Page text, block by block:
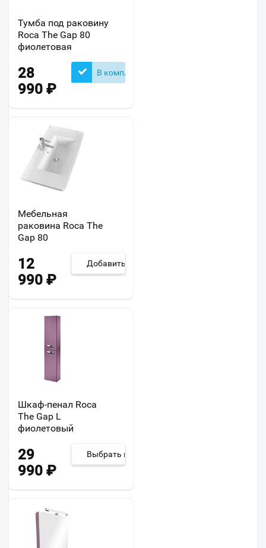
Тумба под раковину
Roca The Gap 80
фиолетовая
28
990 ₽
В комплекте
Мебельная
раковина Roca The
Gap 80
12
990 ₽
Добавить
Шкаф-пенал Roca
The Gap L
фиолетовый
29
990 ₽
Выбрать из 2